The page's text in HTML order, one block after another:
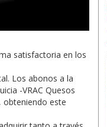
satisfactoria en los
Los abonos a la
-VRAC Quesos
obteniendo este